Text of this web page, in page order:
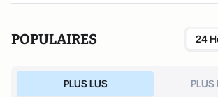
POPULAIRES 24
PLUS LUS PLUS